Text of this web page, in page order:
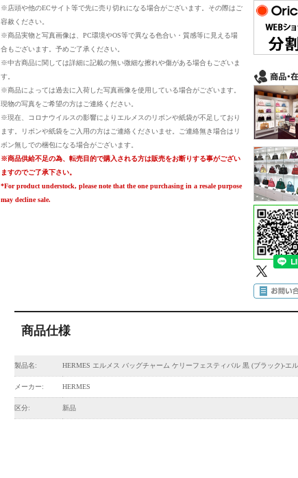
※店頭や他のECサイト等で先に売り切れになる場合がございます。その際はご
容赦ください。
※商品実物と写真画像は、PC環境やOS等で異なる色合い・質感等に見える場
合もございます。予めご了承ください。
※中古商品に関しては詳細に記載の無い微細な擦れや傷がある場合もございま
す。
※商品によっては過去に入荷した写真画像を使用している場合がございます。
現物の写真をご希望の方はご連絡ください。
※現在、コロナウイルスの影響によりエルメスのリボンや紙袋が不足しており
ます。リボンや紙袋をご入用の方はご連絡くださいませ。ご連絡無き場合はリ
ボン無しでの梱包になる場合がございます。
※商品供給不足の為、転売目的で購入される方は販売をお断りする事がござい
ますのでご了承下さい。
*For product understock, please note that the one purchasing in a resale purpose
may decline sale.
商品仕様
製品名: HERMES エルメス バッグチャーム ケリーフェスティバル 黒 (ブラック)-エル
メーカー: HERMES
区分: 新品